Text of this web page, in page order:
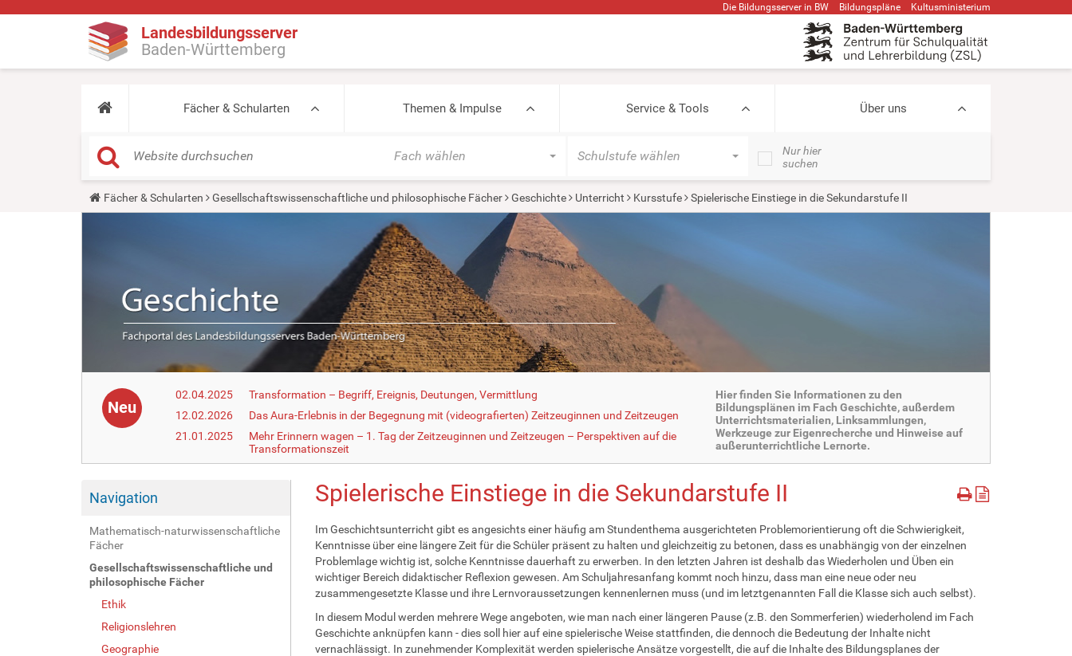
Die Bildungsserver in BW Bildungspläne Kultusministerium
Landesbildungsserver
Baden-Württemberg
Fächer & Schularten Themen & Impulse Service & Tools Über uns
Fach wählen Schulstufe wählen
Nur hier
suchen
Y
o
Fächer & Schularten Gesellschaftswissenschaftliche und philosophische Fächer Geschichte Unterricht Kursstufe Spielerische Einstiege in die Sekundarstufe II
Neu
02.04.2025
Transformation – Begriff, Ereignis, Deutungen, Vermittlung
12.02.2026
Das Aura-Erlebnis in der Begegnung mit (videografierten) Zeitzeuginnen und Zeitzeugen
21.01.2025
Mehr Erinnern wagen – 1. Tag der Zeitzeuginnen und Zeitzeugen – Perspektiven auf die
Transformationszeit
Hier finden Sie Informationen zu den
Bildungsplänen im Fach Geschichte, außerdem
Unterrichtsmaterialien, Linksammlungen,
Werkzeuge zur Eigenrecherche und Hinweise auf
außerunterrichtliche Lernorte.
Navigation
Mathematisch-naturwissenschaftliche
Fächer
Gesellschaftswissenschaftliche und
philosophische Fächer
Ethik
Religionslehren
Geographie
Spielerische Einstiege in die Sekundarstufe II
Im Geschichtsunterricht gibt es angesichts einer häufig am Stundenthema ausgerichteten Problemorientierung oft die Schwierigkeit,
Kenntnisse über eine längere Zeit für die Schüler präsent zu halten und gleichzeitig zu betonen, dass es unabhängig von der einzelnen
Problemlage wichtig ist, solche Kenntnisse dauerhaft zu erwerben. In den letzten Jahren ist deshalb das Wiederholen und Üben ein
wichtiger Bereich didaktischer Reflexion gewesen. Am Schuljahresanfang kommt noch hinzu, dass man eine neue oder neu
zusammengesetzte Klasse und ihre Lernvoraussetzungen kennenlernen muss (und im letztgenannten Fall die Klasse sich auch selbst).
In diesem Modul werden mehrere Wege angeboten, wie man nach einer längeren Pause (z.B. den Sommerferien) wiederholend im Fach
Geschichte anknüpfen kann - dies soll hier auf eine spielerische Weise stattfinden, die dennoch die Bedeutung der Inhalte nicht
vernachlässigt. In zunehmender Komplexität werden spielerische Ansätze vorgestellt, die auf die Inhalte des Bildungsplanes der